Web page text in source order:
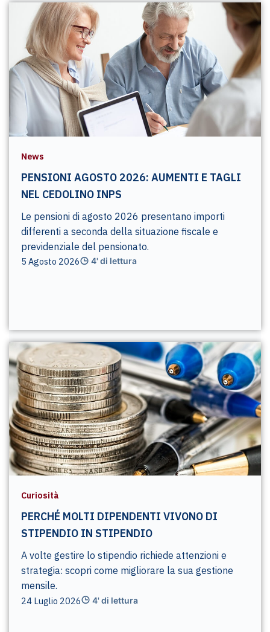
News
PENSIONI AGOSTO 2026: AUMENTI E TAGLI
NEL CEDOLINO INPS
Le pensioni di agosto 2026 presentano importi
differenti a seconda della situazione fiscale e
previdenziale del pensionato.
5 Agosto 2026 4' di lettura
Curiosità
PERCHÉ MOLTI DIPENDENTI VIVONO DI
STIPENDIO IN STIPENDIO
A volte gestire lo stipendio richiede attenzioni e
strategia: scopri come migliorare la sua gestione
mensile.
24 Luglio 2026 4' di lettura